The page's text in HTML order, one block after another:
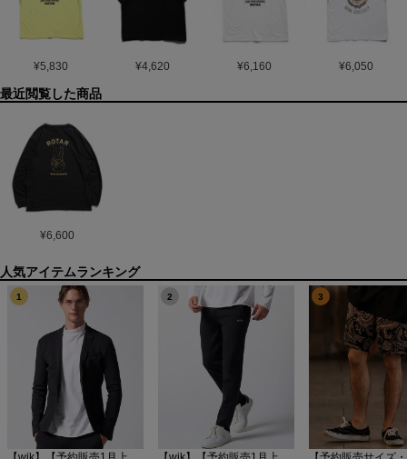
¥5,830 ¥4,620 ¥6,160 ¥6,050
最近閲覧した商品
¥6,600
1 2 3